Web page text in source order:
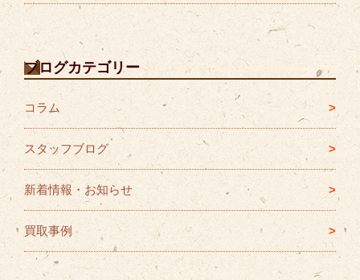
ブログカテゴリー
コラム
スタッフブログ
新着情報・お知らせ
買取事例